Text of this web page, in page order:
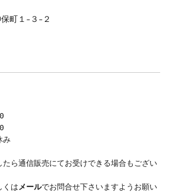
町１−３−２
み
たら通信販売にてお受けできる場合もござい
くは メールでお問合せ下さいますようお願い